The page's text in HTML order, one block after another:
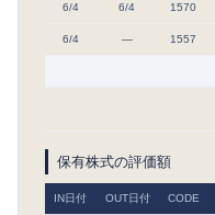
6/4 6/4 1570
6/4 ― 1557
保有株式の評価額
IN日付 OUT日付 CODE